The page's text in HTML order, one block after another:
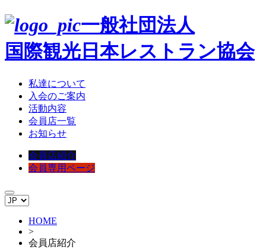
一般社団法人
国際観光日本レストラン協会
私達について
入会のご案内
活動内容
会員店一覧
お知らせ
会員店紹介
会員専用ページ
HOME
>
会員店紹介